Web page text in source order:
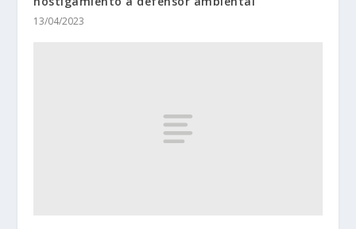
13/04/2023